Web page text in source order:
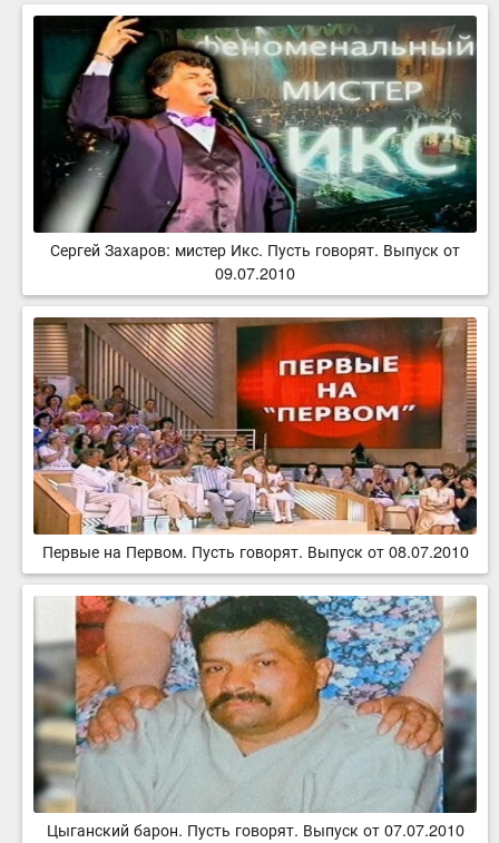
Сергей Захаров: мистер Икс. Пусть говорят. Выпуск от
09.07.2010
Первые на Первом. Пусть говорят. Выпуск от 08.07.2010
Цыганский барон. Пусть говорят. Выпуск от 07.07.2010